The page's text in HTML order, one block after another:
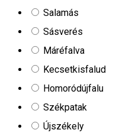
Salamás
Sásverés
Máréfalva
Kecsetkisfalud
Homoródújfalu
Székpatak
Újszékely